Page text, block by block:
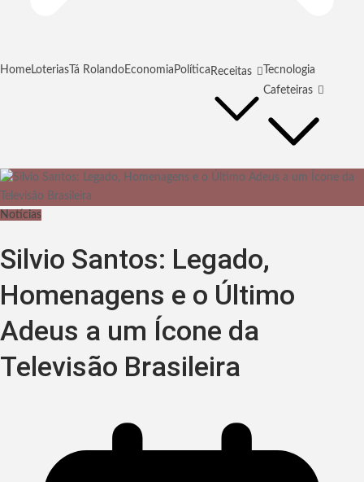
HomeLoterias Tá RolandoEconomia Política Receitas
Tecnologia
Cafeteiras
Notícias
Silvio Santos: Legado,
Homenagens e o Último
Adeus a um Ícone da
Televisão Brasileira